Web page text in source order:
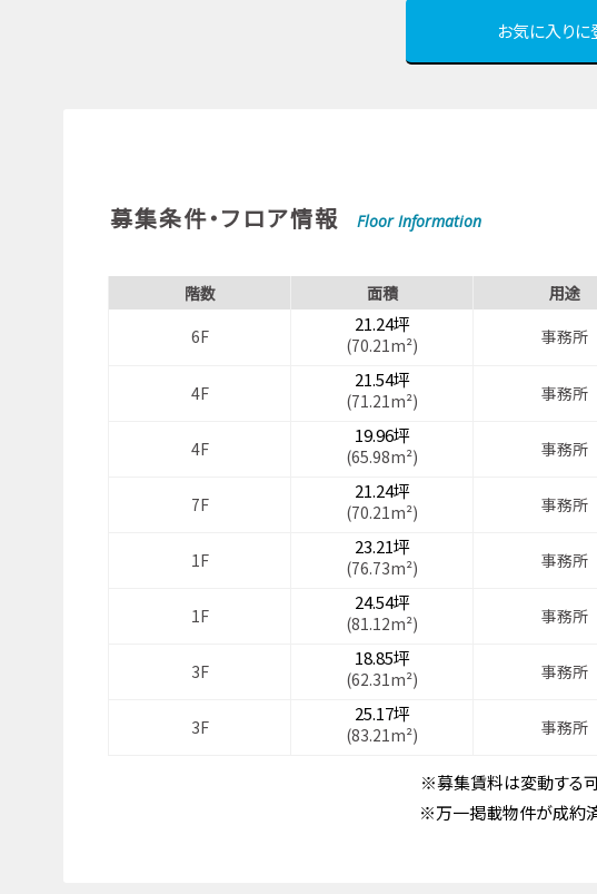
お気に入りに
募集条件・フロア情報 Floor Information
階数 面積 用途
6F
21.24坪
(70.21m²) 事務所
4F
21.54坪
(71.21m²) 事務所
4F
19.96坪
(65.98m²) 事務所
7F
21.24坪
(70.21m²) 事務所
1F
23.21坪
(76.73m²) 事務所
1F
24.54坪
(81.12m²) 事務所
3F
18.85坪
(62.31m²) 事務所
3F
25.17坪
(83.21m²) 事務所
※募集賃料は変動する可
※万一掲載物件が成約